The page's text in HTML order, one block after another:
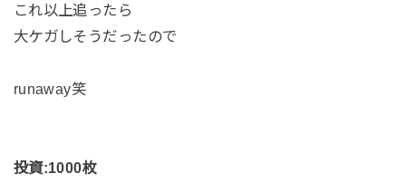
これ以上追ったら
大ケガしそうだったので
runaway笑
投資:1000枚